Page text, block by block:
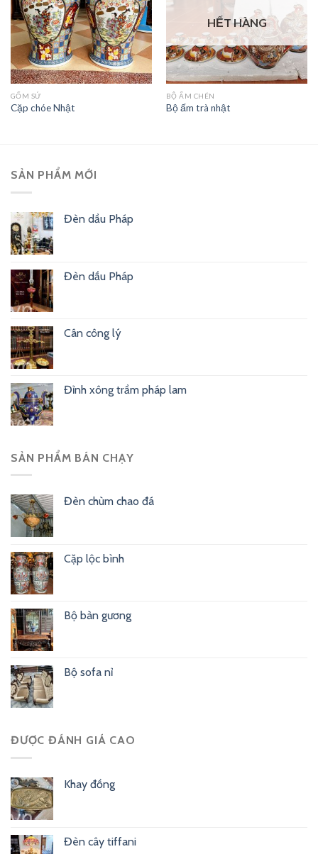
GỐM SỨ
Cặp chóe Nhật
HẾT HÀNG
BỘ ẤM CHÉN
Bộ ấm trà nhật
SẢN PHẨM MỚI
Đèn dầu Pháp
Đèn dầu Pháp
Cân công lý
Đỉnh xông trầm pháp lam
SẢN PHẨM BÁN CHẠY
Đèn chùm chao đá
Cặp lộc bình
Bộ bàn gương
Bộ sofa nỉ
ĐƯỢC ĐÁNH GIÁ CAO
Khay đồng
Đèn cây tiffani